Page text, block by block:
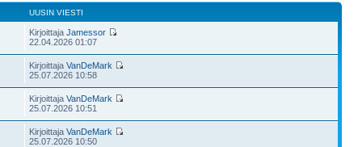
UUSIN VIESTI
KirjoittajaJamessor
22.04.2026 01:07
KirjoittajaVanDeMark
25.07.2026 10:58
KirjoittajaVanDeMark
25.07.2026 10:51
KirjoittajaVanDeMark
25.07.2026 10:50